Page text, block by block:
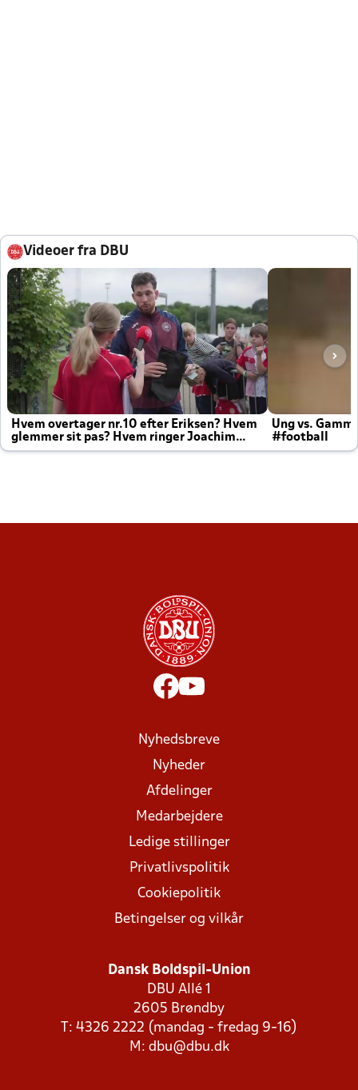
Videoer fra DBU
Hvem overtager nr.10 efter Eriksen? Hvem
glemmer sit pas? Hvem ringer Joachim
altid til efter kampe?
Ung vs.
#football
Nyhedsbreve
Nyheder
Afdelinger
Medarbejdere
Ledige stillinger
Privatlivspolitik
Cookiepolitik
Betingelser og vilkår
Dansk Boldspil-Union
DBU Allé 1
2605 Brøndby
T: 4326 2222 (mandag - fredag 9-16)
M: dbu@dbu.dk